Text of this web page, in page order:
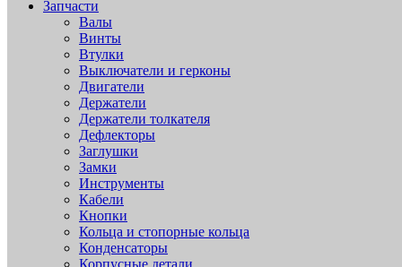
Запчасти
Валы
Винты
Втулки
Выключатели и герконы
Двигатели
Держатели
Держатели толкателя
Дефлекторы
Заглушки
Замки
Инструменты
Кабели
Кнопки
Кольца и стопорные кольца
Конденсаторы
Корпусные детали